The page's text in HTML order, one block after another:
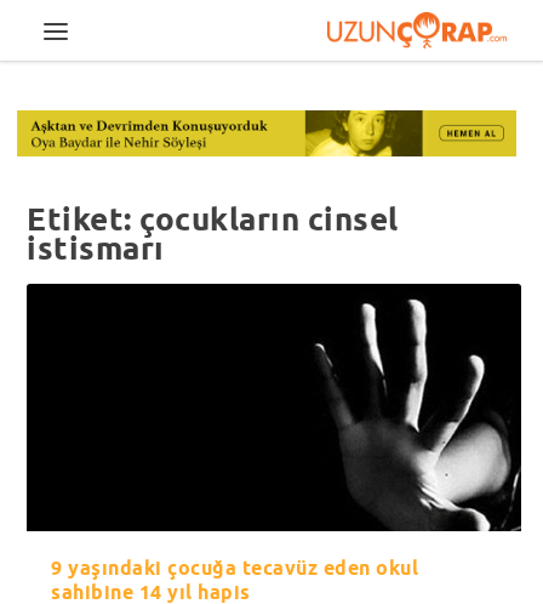
Etiket: çocukların cinsel
istismarı
9 yaşındaki çocuğa tecavüz eden okul
sahibine 14 yıl hapis